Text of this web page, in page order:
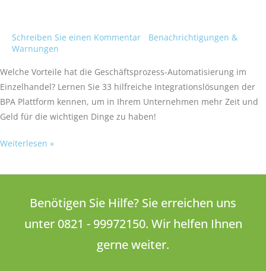
Schreiben Sie einen Kommentar
Benachrichtigungen &
Warnungen
Welche Vorteile hat die Geschäftsprozess-Automatisierung im
Einzelhandel? Lernen Sie 33 hilfreiche Integrationslösungen der
BPA Plattform kennen, um in Ihrem Unternehmen mehr Zeit und
Geld für die wichtigen Dinge zu haben!
Weiterlesen »
Benötigen Sie Hilfe? Sie erreichen uns
unter 0821 - 99972150. Wir helfen Ihnen
gerne weiter.